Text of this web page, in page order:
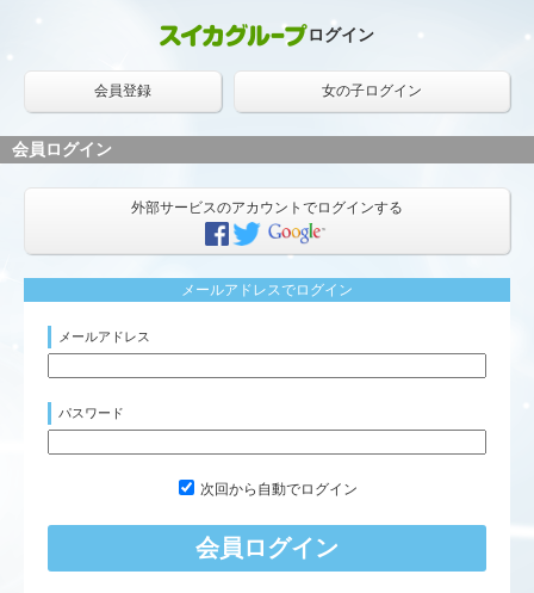
ログイン
会員登録 女の子ログイン
会員ログイン
外部サービスのアカウントでログインする
メールアドレスでログイン
メールアドレス
パスワード
次回から自動でログイン